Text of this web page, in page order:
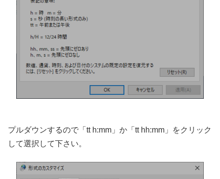
プルダウンするので「tt h:mm」か「tt hh:mm」をクリック
して選択して下さい。